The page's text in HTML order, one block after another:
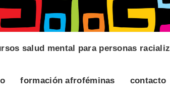
salud mental para personas
formación afroféminas contacto